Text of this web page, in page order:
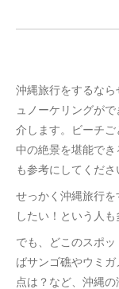
沖縄旅行をするな
ュノーケリングが
介します。ビーチ
中の絶景を堪能で
も参考にしてくださ
せっかく沖縄旅行
したい！という人も
でも、どこのスポ
ばサンゴ礁やウミ
点は？など、沖縄